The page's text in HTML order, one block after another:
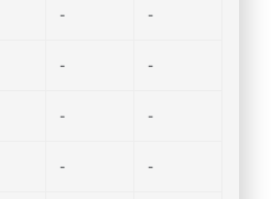
- -
- -
- -
- -